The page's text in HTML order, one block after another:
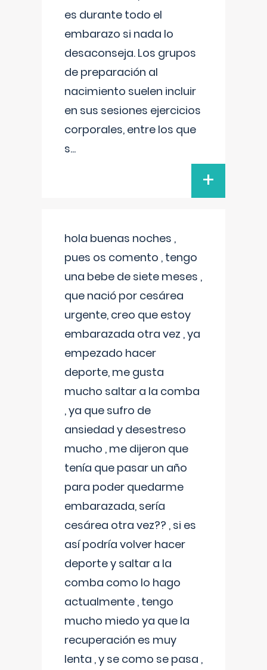
es durante todo el
embarazo si nada lo
desaconseja. Los grupos
de preparación al
nacimiento suelen incluir
en sus sesiones ejercicios
corporales, entre los que
s...
+
hola buenas noches ,
pues os comento , tengo
una bebe de siete meses ,
que nació por cesárea
urgente, creo que estoy
embarazada otra vez , ya
empezado hacer
deporte, me gusta
mucho saltar a la comba
, ya que sufro de
ansiedad y desestreso
mucho , me dijeron que
tenía que pasar un año
para poder quedarme
embarazada, sería
cesárea otra vez?? , si es
así podría volver hacer
deporte y saltar a la
comba como lo hago
actualmente , tengo
mucho miedo ya que la
recuperación es muy
lenta , y se como se pasa ,